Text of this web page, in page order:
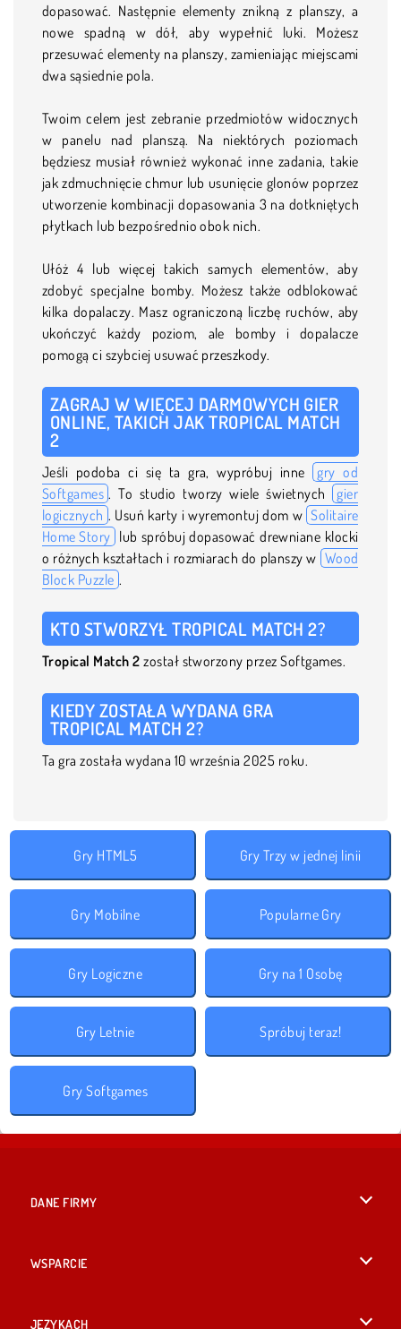
dopasować. Następnie elementy znikną z planszy, a
nowe spadną w dół, aby wypełnić luki. Możesz
przesuwać elementy na planszy, zamieniając miejscami
dwa sąsiednie pola.
Twoim celem jest zebranie przedmiotów widocznych
w panelu nad planszą. Na niektórych poziomach
będziesz musiał również wykonać inne zadania, takie
jak zdmuchnięcie chmur lub usunięcie glonów poprzez
utworzenie kombinacji dopasowania 3 na dotkniętych
płytkach lub bezpośrednio obok nich.
Ułóż 4 lub więcej takich samych elementów, aby
zdobyć specjalne bomby. Możesz także odblokować
kilka dopalaczy. Masz ograniczoną liczbę ruchów, aby
ukończyć każdy poziom, ale bomby i dopalacze
pomogą ci szybciej usuwać przeszkody.
ZAGRAJ W WIĘCEJ DARMOWYCH GIER
ONLINE, TAKICH JAK TROPICAL MATCH
2
Jeśli podoba ci się ta gra, wypróbuj inne gry od
Softgames . To studio tworzy wiele świetnych gier
logicznych . Usuń karty i wyremontuj dom w Solitaire
Home Story lub spróbuj dopasować drewniane klocki
o różnych kształtach i rozmiarach do planszy w Wood
Block Puzzle .
KTO STWORZYŁ TROPICAL MATCH 2?
Tropical Match 2 został stworzony przez Softgames.
KIEDY ZOSTAŁA WYDANA GRA
TROPICAL MATCH 2?
Ta gra została wydana 10 września 2025 roku.
Gry HTML5 Gry Trzy w jednej linii
Gry Mobilne Popularne Gry
Gry Logiczne Gry na 1 Osobę
Gry Letnie Spróbuj teraz!
Gry Softgames
DANE FIRMY
WSPARCIE
JĘZYKACH